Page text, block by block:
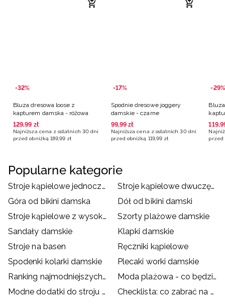
-32%
Bluza dresowa loose z
kapturem damska - różowa
129,99 zł
Najniższa cena z ostatnich 30 dni
przed obniżką 189,99 zł
-17%
Spodnie dresowe joggery
damskie - czarne
99,99 zł
Najniższa cena z ostatnich 30 dni
przed obniżką 119,99 zł
-29%
119,
przed
Popularne kategorie
Stroje kąpielowe jednoczęściowe damskie
Stroje kąpielowe dwuczęściowe damskie
Góra od bikini damska
Dół od bikini damski
Stroje kąpielowe z wysokim stanem
Szorty plażowe damskie
Sandały damskie
Klapki damskie
Stroje na basen
Ręczniki kąpielowe
Spodenki kolarki damskie
Plecaki worki damskie
Ranking najmodniejszych strojów kąpielowych
Moda plażowa - co będzie hitem wakacji?
Modne dodatki do stroju kąpielowego
Checklista: co zabrać na basen?